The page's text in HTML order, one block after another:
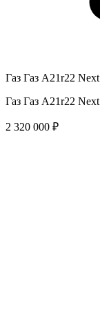
Газ Газ A21r22 Next
Газ Газ A21r22 Next
2 320 000 ₽